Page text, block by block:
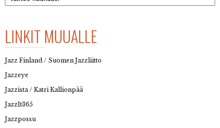
LINKIT MUUALLE
Jazz Finland / Suomen Jazzliitto
Jazzeye
Jazzista / Katri Kallionpää
JazzIt365
Jazzpossu